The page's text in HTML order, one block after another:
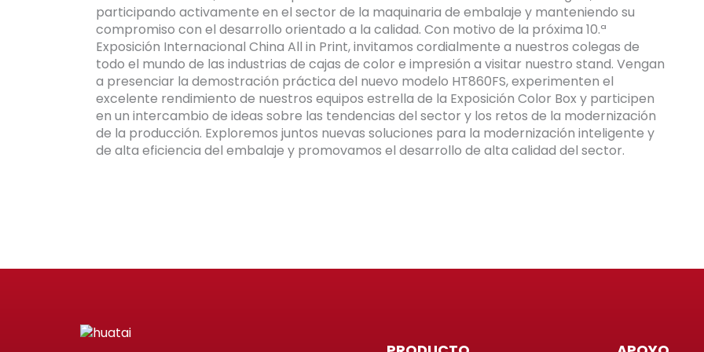
participando activamente en el sector de la maquinaria de embalaje y manteniendo su
compromiso con el desarrollo orientado a la calidad. Con motivo de la próxima 10.ª
Exposición Internacional China All in Print, invitamos cordialmente a nuestros colegas de
todo el mundo de las industrias de cajas de color e impresión a visitar nuestro stand. Vengan
a presenciar la demostración práctica del nuevo modelo HT860FS, experimenten el
excelente rendimiento de nuestros equipos estrella de la Exposición Color Box y participen
en un intercambio de ideas sobre las tendencias del sector y los retos de la modernización
de la producción. Exploremos juntos nuevas soluciones para la modernización inteligente y
de alta eficiencia del embalaje y promovamos el desarrollo de alta calidad del sector.